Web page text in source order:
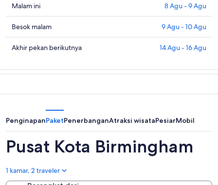
Cek
harga
di
Pusat
Kota
untuk
malam
8
-
Agu
Malam ini 8 Agu - 9 Agu
Cek
harga
di
Kota
Birmingham
9
Agu
-
10
Besok malam 9 Agu - 10 Agu
Cek
di
akhir
pekan
berikutnya,
14
-
16
Akhir pekan berikutnya 14 Agu - 16 Agu
PenginapanPaketPenerbanganAtraksi wisataPesiarMobil
Pusat Kota Birmingham
1 kamar, 2 traveler